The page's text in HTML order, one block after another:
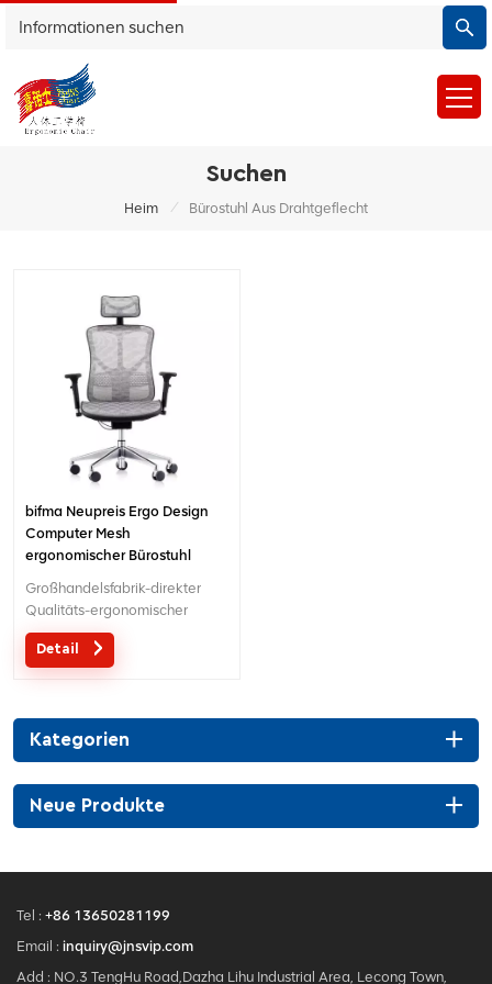
Suchen
Heim / Bürostuhl Aus Drahtgeflecht
bifma Neupreis Ergo Design
Computer Mesh
ergonomischer Bürostuhl
Großhandelsfabrik-direkter
Qualitäts-ergonomischer
Entwurfsbüro-Ineinander
greifenstuhl MOQ ist EIN Stück,
Service mit Ihren Bedürfnissen
ist akzeptabel.
Detail
Kategorien
Neue Produkte
Tel : +86 13650281199
Email : inquiry@jnsvip.com
Add : NO.3 TengHu Road,Dazha Lihu Industrial Area, Lecong Town,